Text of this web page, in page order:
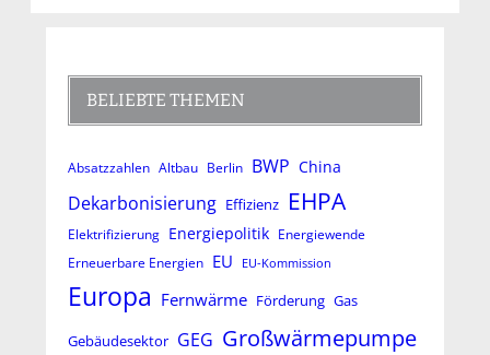
BELIEBTE THEMEN
Absatzzahlen Altbau Berlin BWP China
Dekarbonisierung Effizienz EHPA
Elektrifizierung Energiepolitik Energiewende
Erneuerbare Energien EU EU-Kommission
Europa Fernwärme Förderung Gas
Gebäudesektor GEG Großwärmepumpe